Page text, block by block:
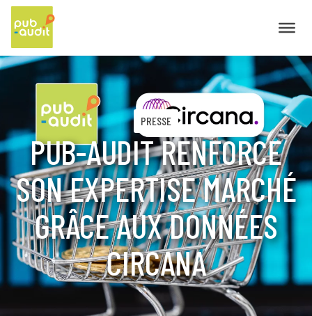
PRESSE
PUB-AUDIT RENFORCE
SON EXPERTISE MARCHÉ
GRÂCE AUX DONNÉES
CIRCANA